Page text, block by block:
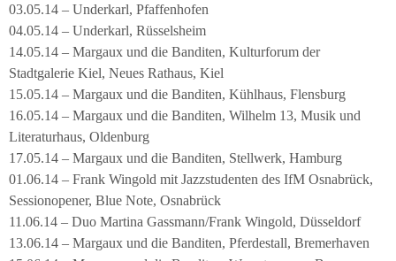
03.05.14 – Underkarl, Pfaffenhofen
04.05.14 – Underkarl, Rüsselsheim
14.05.14 – Margaux und die Banditen, Kulturforum der
Stadtgalerie Kiel, Neues Rathaus, Kiel
15.05.14 – Margaux und die Banditen, Kühlhaus, Flensburg
16.05.14 – Margaux und die Banditen, Wilhelm 13, Musik und
Literaturhaus, Oldenburg
17.05.14 – Margaux und die Banditen, Stellwerk, Hamburg
01.06.14 – Frank Wingold mit Jazzstudenten des IfM Osnabrück,
Sessionopener, Blue Note, Osnabrück
11.06.14 – Duo Martina Gassmann/Frank Wingold, Düsseldorf
13.06.14 – Margaux und die Banditen, Pferdestall, Bremerhaven